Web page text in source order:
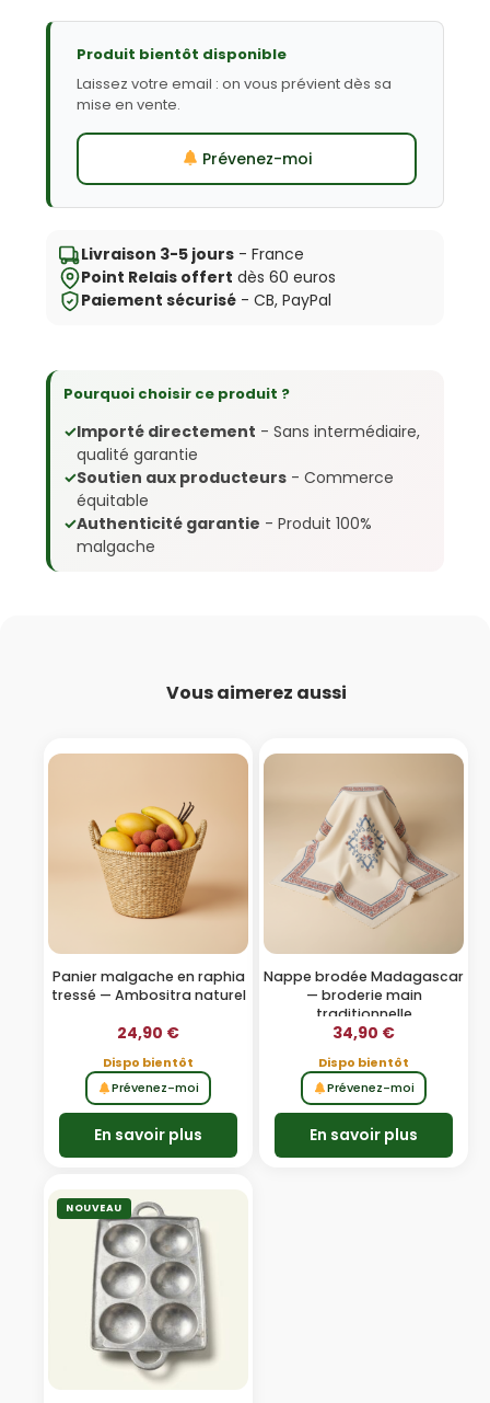
Produit bientôt disponible
Laissez votre email : on vous prévient dès sa
mise en vente.
Prévenez-moi
Livraison 3-5 jours - France
Point Relais offert dès 60 euros
Paiement sécurisé - CB, PayPal
Pourquoi choisir ce produit ?
✓Importé directement - Sans intermédiaire,
qualité garantie
✓Soutien aux producteurs - Commerce
équitable
✓Authenticité garantie - Produit 100%
malgache
Vous aimerez aussi
Panier malgache en raphia
tressé — Ambositra naturel
24,90 €
Dispo bientôt
Prévenez-moi
En savoir plus
Nappe brodée Madagascar
— broderie main
traditionnelle
34,90 €
Dispo bientôt
Prévenez-moi
En savoir plus
NOUVEAU